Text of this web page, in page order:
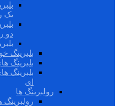
یک
دو
بلبرینگ
بلبرینگ
بلبرینگ
ای
رولبرینگ ها